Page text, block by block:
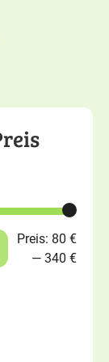
Preis: 80 €
— 340 €